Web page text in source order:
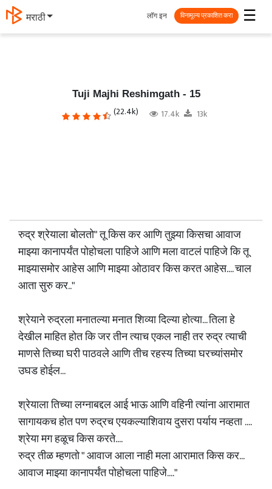
தமிழ் ☰
लॉग इन विनामूल्य प्रकाशित करा
Tuji Majhi Reshimgath - 15
(22.4k) 17.4k 13k
रुद्र श्रेयाला बोलतो" तू किस कर आणि तुझ्या किसचा आवाज
माझ्या कानापर्यंत पोहोचला पाहिजे आणि मला वाटलं पाहिजे कि तू
माझ्यासमोर आहेस आणि माझ्या ओठावर किस करत आहेस.... चाल
आता सुरु कर.."
श्रेयाने रुद्रला मनातल्या मनात शिव्या दिल्या होत्या... तिला हे
देखील माहित होत कि जर तीन त्याच एकल नाही तर रुद्र त्याची
माणसे तिच्या घरी पाठवले आणि तीच रहस्य तिच्या घरच्यांसमोर
उघड होईल...
श्रेयाला तिच्या लग्नाबद्दल आई भाऊ आणि वहिनी त्यांना आरामात
सागायकच होत पण रुद्रच एयकल्याशिवाय दुसरा पर्याय नव्हता ....
श्रेया मग हळूच किस करते....
रुद्र तीळ म्हणतो " आवाज आला नाही मला आरामात किस कर...
आवाज माझ्या कानापर्यंत पोहोचला पाहिजे...."